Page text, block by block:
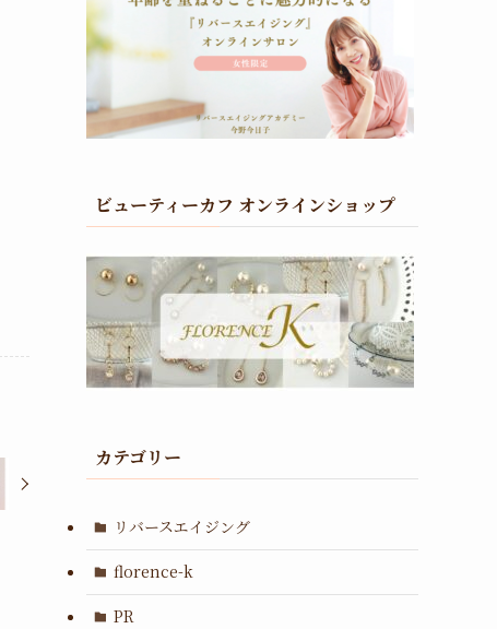
ビューティーカフ オンラインショップ
カテゴリー
リバースエイジング
florence-k
PR